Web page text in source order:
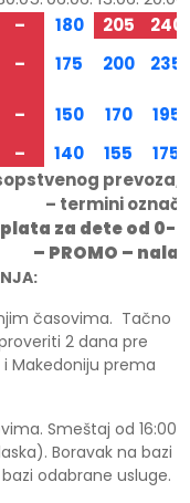
– 180 205
240
– 175 200
235
– 150 170
195
– 140 155
175
– termini
za dete od 0-
– PROMO –
časovima. Tačno
2 dana pre
Makedoniju prema
Smeštaj od 16:00
Boravak na bazi
odabrane usluge.